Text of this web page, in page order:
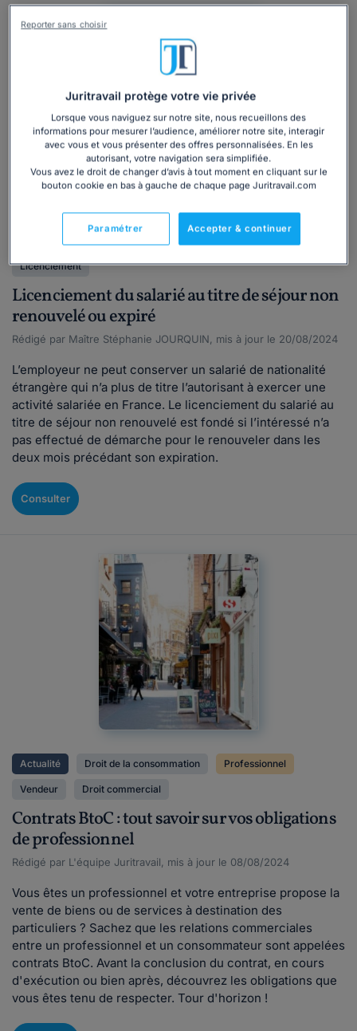
Droit du travail Rupture du contrat de travail
Particulier
Licenciement
Licenciement du salarié au titre de séjour non
renouvelé ou expiré
Rédigé par Maître Stéphanie JOURQUIN, mis à jour le 20/08/2024
L’employeur ne peut conserver un salarié de nationalité
étrangère qui n’a plus de titre l’autorisant à exercer une
activité salariée en France. Le licenciement du salarié au
titre de séjour non renouvelé est fondé si l’intéressé n’a
pas effectué de démarche pour le renouveler dans les
deux mois précédant son expiration.
Consulter
Actualité Droit de la consommation Professionnel
Vendeur Droit commercial
Contrats BtoC : tout savoir sur vos obligations
de professionnel
Rédigé par L'équipe Juritravail, mis à jour le 08/08/2024
Vous êtes un professionnel et votre entreprise propose la
vente de biens ou de services à destination des
particuliers ? Sachez que les relations commerciales
entre un professionnel et un consommateur sont appelées
contrats BtoC. Avant la conclusion du contrat, en cours
d'exécution ou bien après, découvrez les obligations que
vous êtes tenu de respecter. Tour d'horizon !
Juritravail protège votre vie privée
Lorsque vous naviguez sur notre site, nous recueillons des
informations pour mesurer l’audience, améliorer notre site, interagir
avec vous et vous présenter des offres personnalisées. En les
autorisant, votre navigation sera simplifiée.
Vous avez le droit de changer d’avis à tout moment en cliquant sur le
bouton cookie en bas à gauche de chaque page Juritravail.com
Accepter & continuer
Paramétrer
Reporter sans choisir